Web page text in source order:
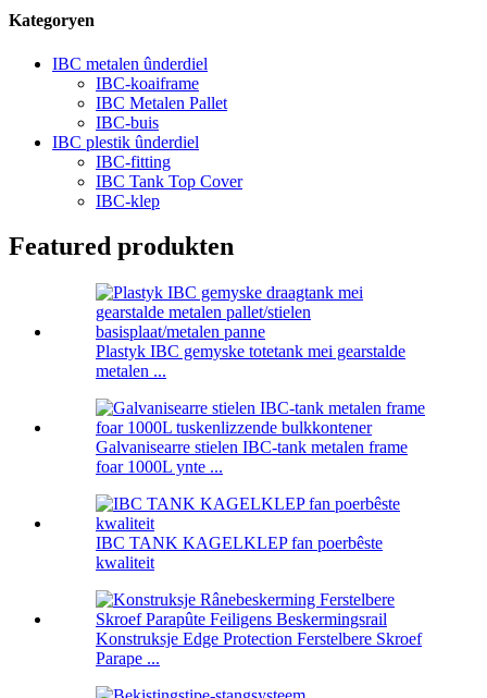
Kategoryen
IBC metalen ûnderdiel
IBC-koaiframe
IBC Metalen Pallet
IBC-buis
IBC plestik ûnderdiel
IBC-fitting
IBC Tank Top Cover
IBC-klep
Featured produkten
Plastyk IBC gemyske totetank mei gearstalde
metalen ...
Galvanisearre stielen IBC-tank metalen frame
foar 1000L ynte ...
IBC TANK KAGELKLEP fan poerbêste
kwaliteit
Konstruksje Edge Protection Ferstelbere Skroef
Parape ...